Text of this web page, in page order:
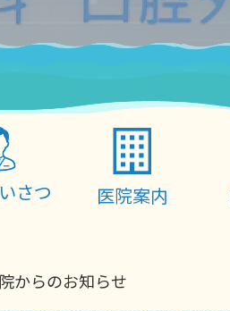
さつ 医院案内
からのお知らせ